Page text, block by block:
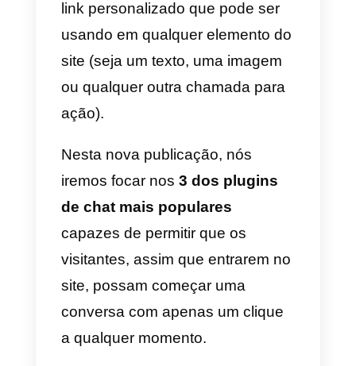
cada vez mais as empresas
estão escolhendo integrar este
canal a sua estratégia de
marketing, vendas e
Em artigos anteriores,nós
analisamos como integrar o
WhatsApp em um site usando
link personalizado que pode ser
usando em qualquer elemento
site (seja um texto, uma imagem